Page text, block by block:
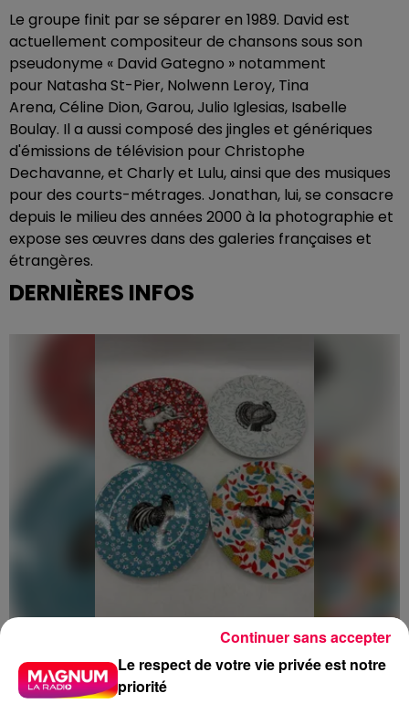
Le groupe finit par se séparer en 1989. David est
actuellement compositeur de chansons sous son
pseudonyme « David Gategno » notamment
pour Natasha St-Pier, Nolwenn Leroy, Tina
Arena, Céline Dion, Garou, Julio Iglesias, Isabelle
Boulay. Il a aussi composé des jingles et génériques
d'émissions de télévision pour Christophe
Dechavanne, et Charly et Lulu, ainsi que des musiques
pour des courts-métrages. Jonathan, lui, se consacre
depuis le milieu des années 2000 à la photographie et
expose ses œuvres dans des galeries françaises et
étrangères.
DERNIÈRES INFOS
Des assiettes Linvosges rappelées pour
excès de plomb
Le respect de votre vie privée est notre
priorité
Continuer sans accepter